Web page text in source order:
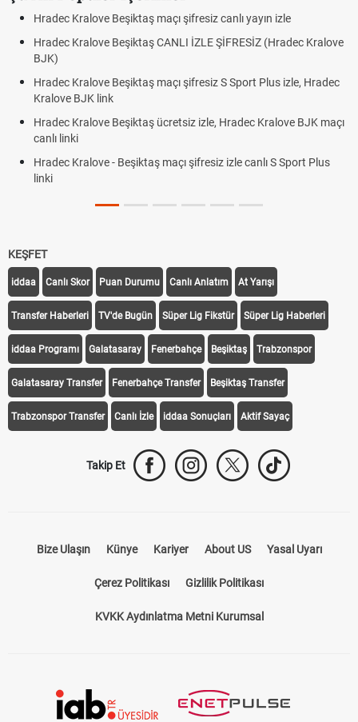
maçı şifresiz canlı yayın izle
CANLI İZLE ŞİFRESİZ (Hradec Kralove
maçı şifresiz S Sport Plus izle, Hradec
ücretsiz izle, Hradec Kralove BJK maçı
Beşiktaş maçı şifresiz izle canlı S Sport Plus
Hradec Kralove -
Hradec Kralove
Trivela Nedir?
Plonjon Nedir?
KEŞFET
iddaa Canlı Skor Puan Durumu Canlı Anlatım At Yarışı
Transfer Haberleri TV'de Bugün Süper Lig Fikstür Süper Lig Haberleri
iddaa Programı Galatasaray Fenerbahçe Beşiktaş Trabzonspor
Galatasaray Transfer Fenerbahçe Transfer Beşiktaş Transfer
Trabzonspor Transfer Canlı İzle iddaa Sonuçları Aktif Sayaç
Takip Et
Bize Ulaşın Künye Kariyer About US Yasal Uyarı
Çerez Politikası Gizlilik Politikası
KVKK Aydınlatma Metni Kurumsal